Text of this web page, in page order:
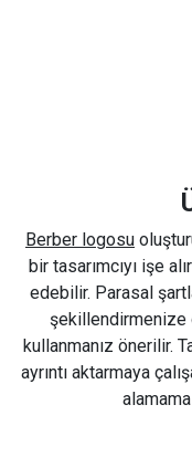
Berber logosu
bir tasarımcıyı işe
edebilir. Parasal
şekillendirmenize
kullanmanız önerilir.
ayrıntı aktarmaya